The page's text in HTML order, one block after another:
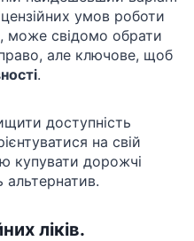
умов роботи
може свідомо обрати
але ключове, щоб
.
доступність
на свій
купувати дорожчі
альтернатив.
ліків.